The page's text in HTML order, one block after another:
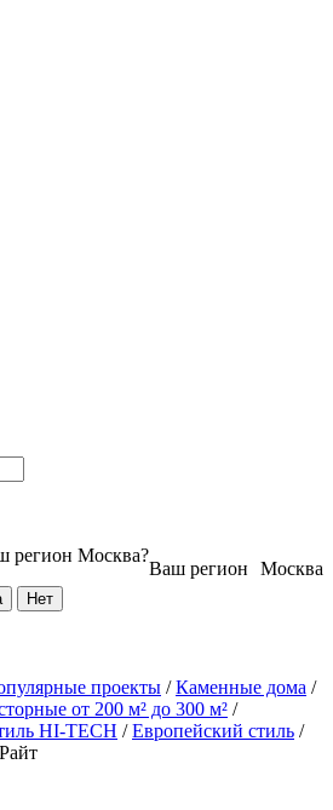
Москва
Ваш регион
регион Москва?
проекты /Каменные дома /
от 200 м² до 300 м² /
HI-TECH /Европейский стиль /
Райт